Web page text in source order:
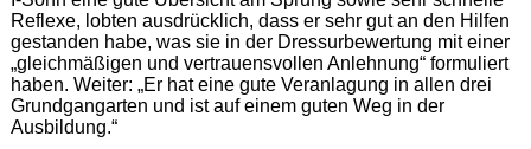
Reflexe, lobten ausdrücklich, dass er sehr gut an den Hilfen
gestanden habe, was sie in der Dressurbewertung mit einer
„gleichmäßigen und vertrauensvollen Anlehnung“ formuliert
haben. Weiter: „Er hat eine gute Veranlagung in allen drei
Grundgangarten und ist auf einem guten Weg in der
Ausbildung.“